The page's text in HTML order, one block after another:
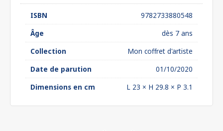
ISBN
9782733880548
Âge
dès 7 ans
Collection
Mon coffret d'artiste
Date de parution
01/10/2020
Dimensions en cm
L 23 × H 29.8 × P 3.1